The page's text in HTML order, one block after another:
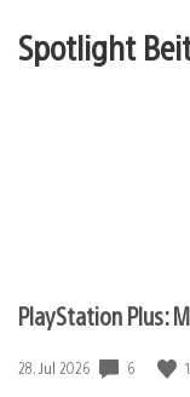
Spotlight
PlayStation Plus:
Veröffentlichungsdatum:
28. Jul 2026 6